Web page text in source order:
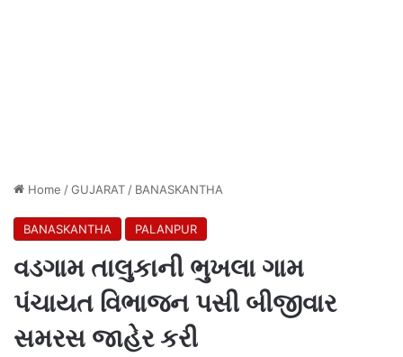
Home /GUJARAT / BANASKANTHA
BANASKANTHA PALANPUR
વડગામ તાલુકાની ભુખલા ગામ
પંચાયત વિભાજન પસી બીજીવાર
સમરસ જાહેર કરી